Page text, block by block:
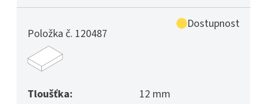
Položka č. 120487
Dostupnost
Tloušťka: 12 mm